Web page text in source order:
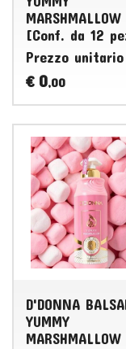
MARSHMALLOW
[Conf. da 12
Prezzo unitario
€ 0,00
D'DONNA
YUMMY
MARSHMALLOW